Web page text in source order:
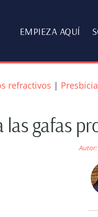
EMPIEZA AQUÍ
refractivos | Presbicia
las gafas
Autor: